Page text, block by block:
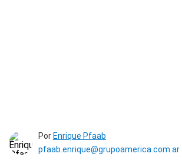
Por Enrique Pfaab
pfaab.enrique@grupoamerica.com.ar